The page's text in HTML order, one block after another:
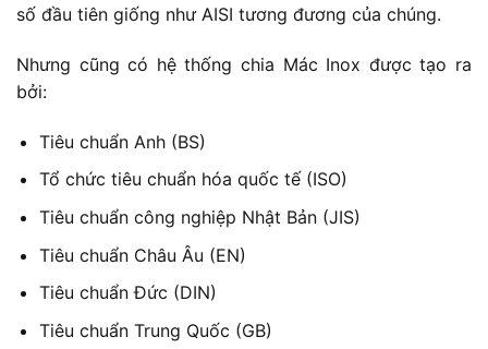
số đầu tiên giống như AISI tương đương của chúng.
Nhưng cũng có hệ thống chia Mác Inox được tạo ra
bởi:
Tiêu chuẩn Anh (BS)
Tổ chức tiêu chuẩn hóa quốc tế (ISO)
Tiêu chuẩn công nghiệp Nhật Bản (JIS)
Tiêu chuẩn Châu Âu (EN)
Tiêu chuẩn Đức (DIN)
Tiêu chuẩn Trung Quốc (GB)